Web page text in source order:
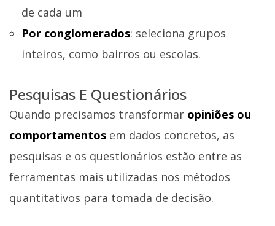
de cada um
Por conglomerados: seleciona grupos
inteiros, como bairros ou escolas.
Pesquisas E Questionários
Quando precisamos transformar opiniões ou
comportamentos em dados concretos, as
pesquisas e os questionários estão entre as
ferramentas mais utilizadas nos métodos
quantitativos para tomada de decisão.